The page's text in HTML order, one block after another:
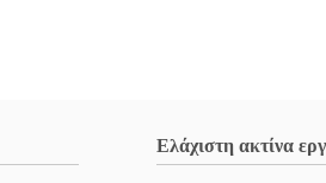
Ελάχιστη ακτίνα